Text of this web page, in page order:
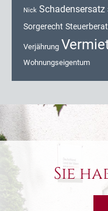
Nick Schadensersatz
Sorgerecht
Verjährung
Wohnungseigentum
Sie